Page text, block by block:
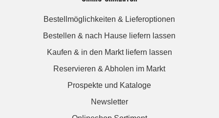
Bestellmöglichkeiten & Lieferoptionen
Bestellen & nach Hause liefern lassen
Kaufen & in den Markt liefern lassen
Reservieren & Abholen im Markt
Prospekte und Kataloge
Newsletter